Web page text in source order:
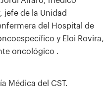
jefe de la Unidad
del Hospital de
y Eloi Rovira,
oncológico .
Médica del CST.